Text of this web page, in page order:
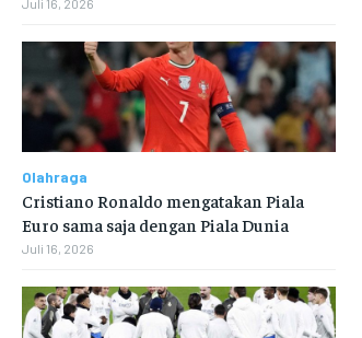
Juli 16, 2026
Olahraga
Cristiano Ronaldo mengatakan Piala
Euro sama saja dengan Piala Dunia
Juli 16, 2026